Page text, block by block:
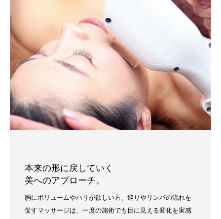
本来の形に戻していく
美へのアプローチ。
胸にボリュームやハリが欲しい方、巡りやリンパの流れを
促すマッサージは、一度の施術でも目に見える変化を実感